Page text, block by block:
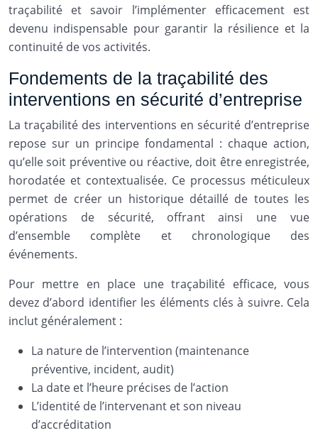
traçabilité et savoir l’implémenter efficacement est
devenu indispensable pour garantir la résilience et la
continuité de vos activités.
Fondements de la traçabilité des
interventions en sécurité d’entreprise
La traçabilité des interventions en sécurité d’entreprise
repose sur un principe fondamental : chaque action,
qu’elle soit préventive ou réactive, doit être enregistrée,
horodatée et contextualisée. Ce processus méticuleux
permet de créer un historique détaillé de toutes les
opérations de sécurité, offrant ainsi une vue
d’ensemble complète et chronologique des
événements.
Pour mettre en place une traçabilité efficace, vous
devez d’abord identifier les éléments clés à suivre. Cela
inclut généralement :
La nature de l’intervention (maintenance
préventive, incident, audit)
La date et l’heure précises de l’action
L’identité de l’intervenant et son niveau
d’accréditation